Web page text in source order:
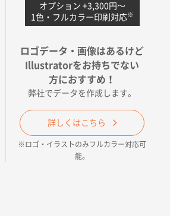
オプション +3,300円〜
1色・フルカラー印刷対応※
ロゴデータ・画像はあるけど
Illustratorをお持ちでない
方におすすめ！
弊社でデータを作成します。
詳しくはこちら
※ロゴ・イラストのみフルカラー対応可
能。